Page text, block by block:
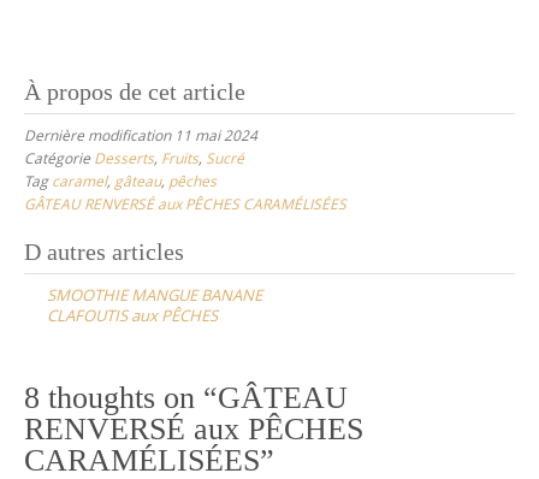
À propos de cet article
Dernière modification 11 mai 2024
Catégorie Desserts, Fruits, Sucré
Tagcaramel, gâteau, pêches
GÂTEAU RENVERSÉ aux PÊCHES CARAMÉLISÉES
Post
navigation
D autres articles
SMOOTHIE MANGUE BANANE
CLAFOUTIS aux PÊCHES
8 thoughts on “GÂTEAU
RENVERSÉ aux PÊCHES
CARAMÉLISÉES”